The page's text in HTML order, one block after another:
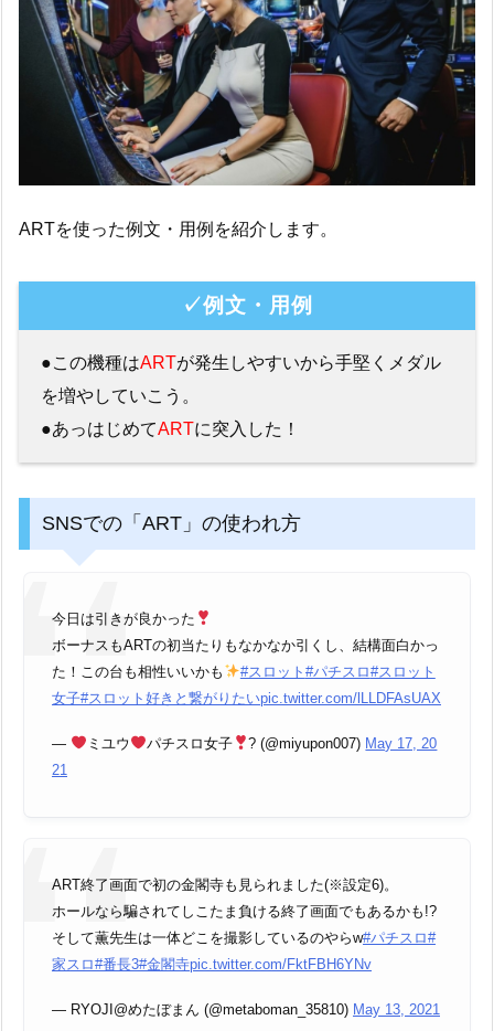
ARTを使った例文・用例を紹介します。
✓例文・用例
●この機種はARTが発生しやすいから手堅くメダル
を増やしていこう。
●あっはじめてARTに突入した！
SNSでの「ART」の使われ方
今日は引きが良かった
ボーナスもARTの初当たりもなかなか引くし、結構面白かっ
た！この台も相性いいかも
#スロット #パチスロ#スロット
女子#スロット好きと繋がりたいpic.twitter.com/lLLDFAsUAX
— ミユウ パチスロ女子 ? (@miyupon007) May 17, 20
21
ART終了画面で初の金閣寺も見られました(※設定6)。
ホールなら騙されてしこたま負ける終了画面でもあるかも!?
そして薫先生は一体どこを撮影しているのやらw#パチスロ#
家スロ#番長3#金閣寺pic.twitter.com/FktFBH6YNv
— RYOJI@めたぼまん (@metaboman_35810) May 13, 2021